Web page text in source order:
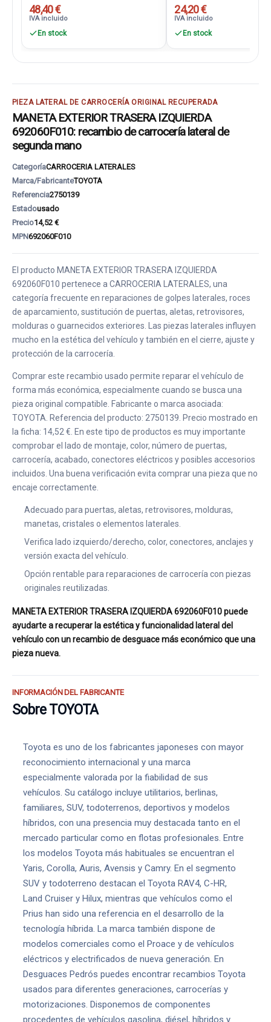
48,40 €
IVA incluido
En stock
24,20 €
IVA incluido
En stock
PIEZA LATERAL DE CARROCERÍA ORIGINAL RECUPERADA
MANETA EXTERIOR TRASERA IZQUIERDA
692060F010: recambio de carrocería lateral de
segunda mano
CategoríaCARROCERIA LATERALES
Marca/FabricanteTOYOTA
Referencia2750139
Estadousado
Precio14,52 €
MPN692060F010
El producto MANETA EXTERIOR TRASERA IZQUIERDA
692060F010 pertenece a CARROCERIA LATERALES, una
categoría frecuente en reparaciones de golpes laterales, roces
de aparcamiento, sustitución de puertas, aletas, retrovisores,
molduras o guarnecidos exteriores. Las piezas laterales influyen
mucho en la estética del vehículo y también en el cierre, ajuste y
protección de la carrocería.
Comprar este recambio usado permite reparar el vehículo de
forma más económica, especialmente cuando se busca una
pieza original compatible. Fabricante o marca asociada:
TOYOTA. Referencia del producto: 2750139. Precio mostrado en
la ficha: 14,52 €. En este tipo de productos es muy importante
comprobar el lado de montaje, color, número de puertas,
carrocería, acabado, conectores eléctricos y posibles accesorios
incluidos. Una buena verificación evita comprar una pieza que no
encaje correctamente.
Adecuado para puertas, aletas, retrovisores, molduras,
manetas, cristales o elementos laterales.
Verifica lado izquierdo/derecho, color, conectores, anclajes y
versión exacta del vehículo.
Opción rentable para reparaciones de carrocería con piezas
originales reutilizadas.
MANETA EXTERIOR TRASERA IZQUIERDA 692060F010 puede
ayudarte a recuperar la estética y funcionalidad lateral del
vehículo con un recambio de desguace más económico que una
pieza nueva.
INFORMACIÓN DEL FABRICANTE
Sobre TOYOTA
Toyota es uno de los fabricantes japoneses con mayor
reconocimiento internacional y una marca
especialmente valorada por la fiabilidad de sus
vehículos. Su catálogo incluye utilitarios, berlinas,
familiares, SUV, todoterrenos, deportivos y modelos
híbridos, con una presencia muy destacada tanto en el
mercado particular como en flotas profesionales. Entre
los modelos Toyota más habituales se encuentran el
Yaris, Corolla, Auris, Avensis y Camry. En el segmento
SUV y todoterreno destacan el Toyota RAV4, C-HR,
Land Cruiser y Hilux, mientras que vehículos como el
Prius han sido una referencia en el desarrollo de la
tecnología híbrida. La marca también dispone de
modelos comerciales como el Proace y de vehículos
eléctricos y electrificados de nueva generación. En
Desguaces Pedrós puedes encontrar recambios Toyota
usados para diferentes generaciones, carrocerías y
motorizaciones. Disponemos de componentes
procedentes de vehículos gasolina, diésel, híbridos y